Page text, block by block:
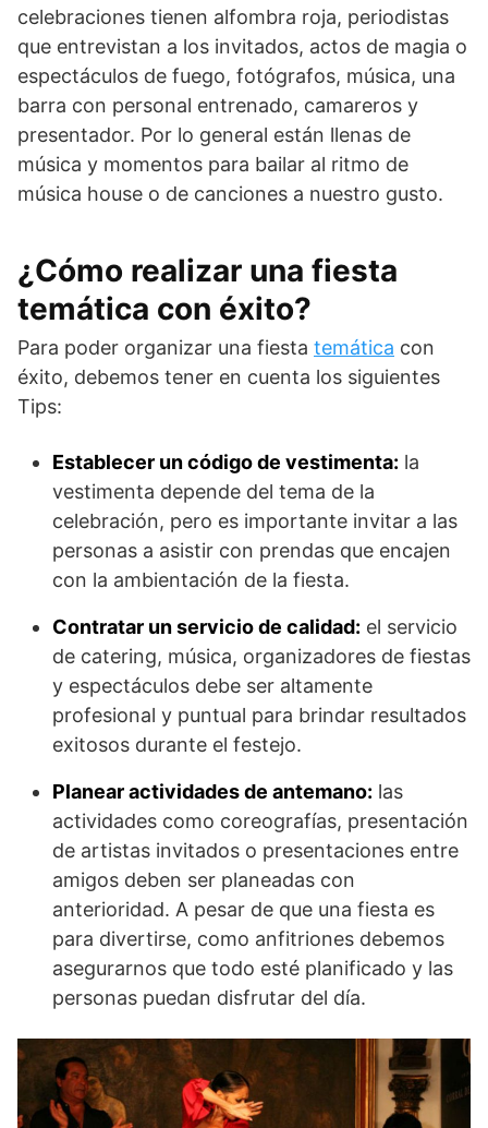
celebraciones tienen alfombra roja, periodistas
que entrevistan a los invitados, actos de magia o
espectáculos de fuego, fotógrafos, música, una
barra con personal entrenado, camareros y
presentador. Por lo general están llenas de
música y momentos para bailar al ritmo de
música house o de canciones a nuestro gusto.
¿Cómo realizar una fiesta
temática con éxito?
Para poder organizar una fiesta temática con
éxito, debemos tener en cuenta los siguientes
Tips:
Establecer un código de vestimenta: la
vestimenta depende del tema de la
celebración, pero es importante invitar a las
personas a asistir con prendas que encajen
con la ambientación de la fiesta.
Contratar un servicio de calidad: el servicio
de catering, música, organizadores de fiestas
y espectáculos debe ser altamente
profesional y puntual para brindar resultados
exitosos durante el festejo.
Planear actividades de antemano: las
actividades como coreografías, presentación
de artistas invitados o presentaciones entre
amigos deben ser planeadas con
anterioridad. A pesar de que una fiesta es
para divertirse, como anfitriones debemos
asegurarnos que todo esté planificado y las
personas puedan disfrutar del día.